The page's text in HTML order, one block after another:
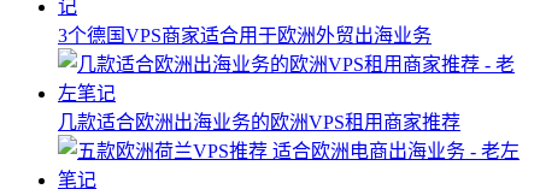
3个德国VPS商家适合用于欧洲外贸出海业务
几款适合欧洲出海业务的欧洲VPS租用商家推荐